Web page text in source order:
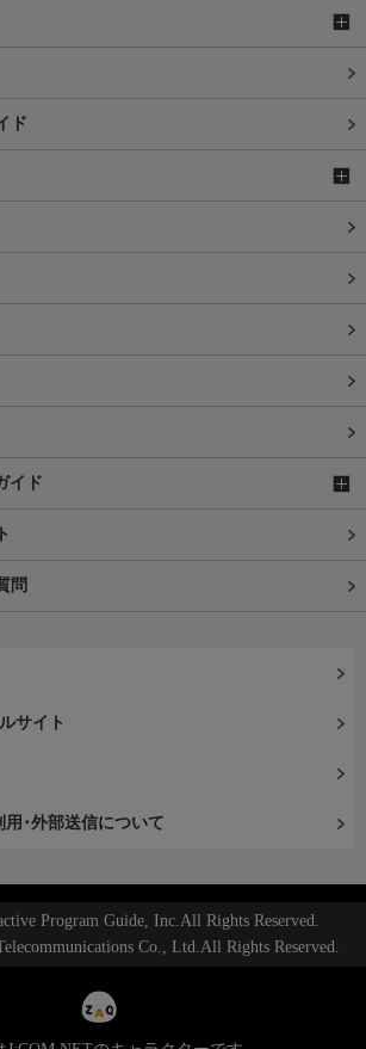
ド
イド
問
サイト
･外部送信について
Program Guide, Inc.All Rights Reserved.
Co., Ltd.All Rights Reserved.